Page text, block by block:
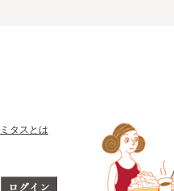
タスとは